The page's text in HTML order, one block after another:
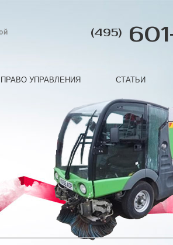
(495)
ПРАВО УПРАВЛЕНИЯ СТАТЬИ